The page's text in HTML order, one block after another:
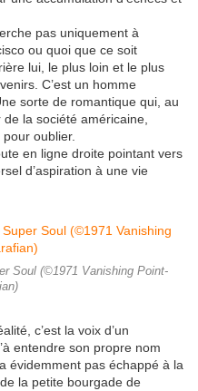
pas uniquement à
ou quoi que ce soit
lui, le plus loin et le plus
C’est un homme
sorte de romantique qui, au
la société américaine,
oublier.
en ligne droite pointant vers
d’aspiration à une vie
Soul (©1971 Vanishing Point-
c’est la voix d’un
entendre son propre nom
évidemment pas échappé à la
la petite bourgade de